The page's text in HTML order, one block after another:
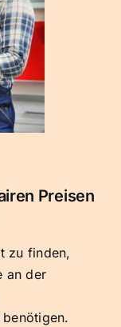
Preisen
zu finden,
an der
benötigen.